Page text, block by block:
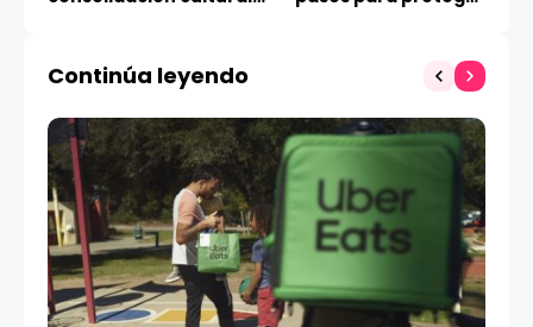
cotidiana en Chile
Continúa leyendo